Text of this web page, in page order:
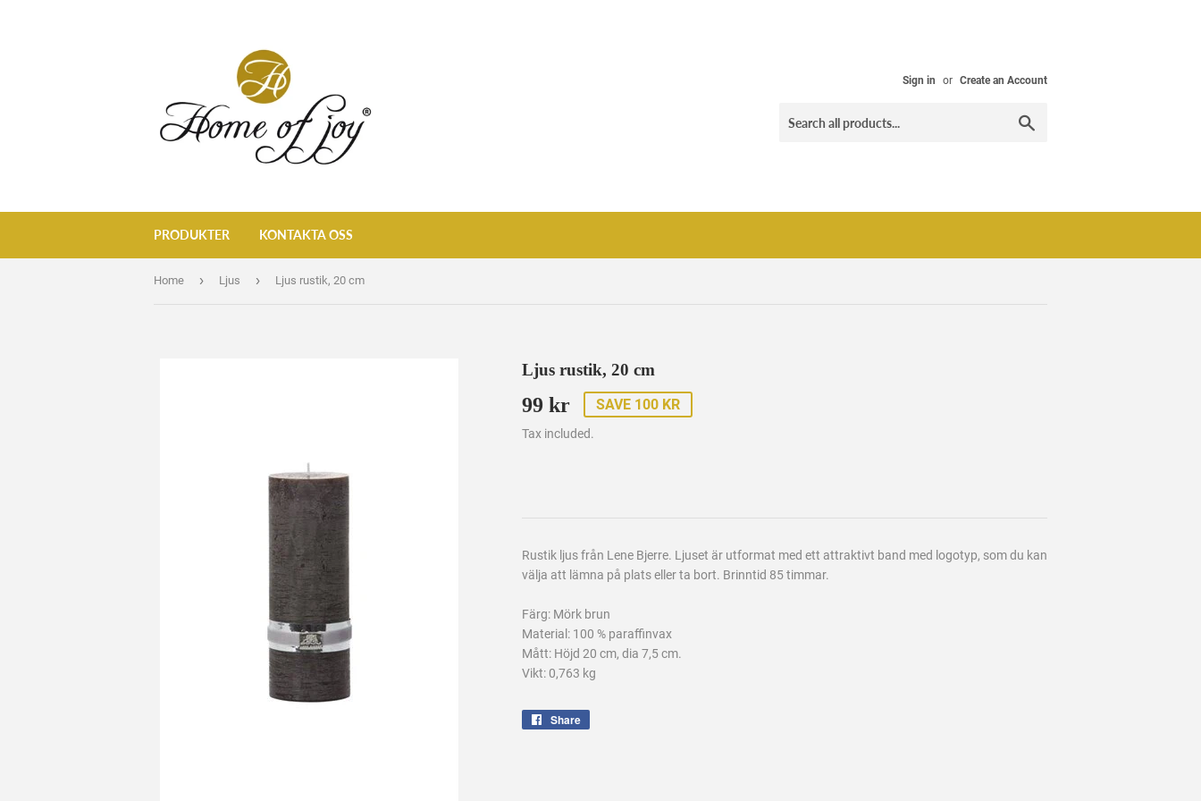
Sign in or Create an Account
PRODUKTER KONTAKTA OSS
Home › Ljus › Ljus rustik, 20 cm
Ljus rustik, 20 cm
99 kr
kr
SAVE 100 KR
Tax included.
Rustik ljus från Lene Bjerre. Ljuset är utformat med ett attraktivt band med logotyp, som du kan
välja att lämna på plats eller ta bort. Brinntid 85 timmar.
Färg: Mörk brun
Material: 100 % paraffinvax
Mått: Höjd 20 cm, dia 7,5 cm.
Vikt: 0,763 kg
Share